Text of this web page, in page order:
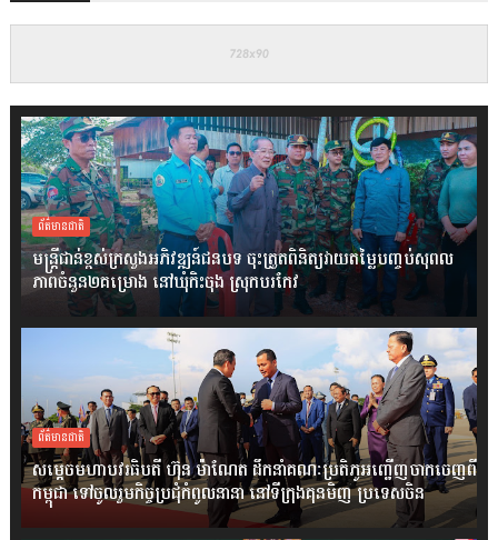
ព័ត៌មានជាតិ
មន្ត្រីជាន់ខ្ពស់ក្រសួងអភិវឌ្ឍន៍ជនបទ ចុះត្រួតពិនិត្យវាយតម្លៃបញ្ចប់សុពល
ភាពចំនួន២គម្រោង នៅឃុំកិះចុង ស្រុកបរកែវ
ព័ត៌មានជាតិ
សម្តេចមហាបវរធិបតី ហ៊ុន ម៉ាណែត ដឹកនាំគណៈប្រតិភូអញ្ជើញចាកចេញពី
កម្ពុជា ទៅចូលរួមកិច្ចប្រជុំកំពូលនានា នៅទីក្រុងគុនមិញ ប្រទេសចិន